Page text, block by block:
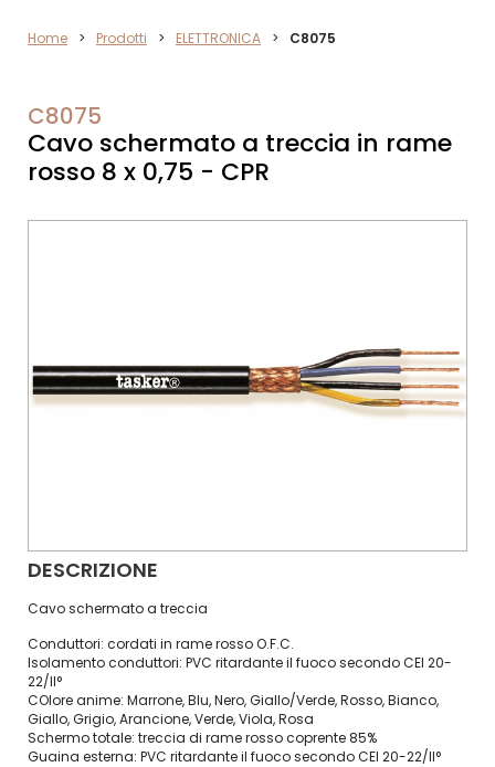
DATA
Home > Prodotti > ELETTRONICA > C8075
C8075
Cavo schermato a treccia in rame
rosso 8 x 0,75 - CPR
DESCRIZIONE
Cavo schermato a treccia
Conduttori: cordati in rame rosso O.F.C.
Isolamento conduttori: PVC ritardante il fuoco secondo CEI 20-
22/II°
COlore anime: Marrone, Blu, Nero, Giallo/Verde, Rosso, Bianco,
Giallo, Grigio, Arancione, Verde, Viola, Rosa
Schermo totale: treccia di rame rosso coprente 85%
Guaina esterna: PVC ritardante il fuoco secondo CEI 20-22/II°